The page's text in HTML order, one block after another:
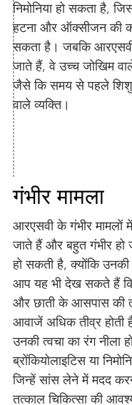
निमोनिया हो सकता है,
हटना और ऑक्सीजन की
सकता है। जबकि
जाते हैं, वे उच्च जोखिम
जैसे कि समय से पहले शिशु,
वाले व्यक्ति।
गंभीर मामला
आरएसवी के गंभीर मामलों
जाते हैं और बहुत गंभीर हो
हो सकती है, क्योंकि
आप यह भी देख सकते हैं
और छाती के आसपास की
आवाजें अधिक तीव्र
उनकी त्वचा का रंग नीला
ब्रोंकियोलाइटिस या
जिन्हें सांस लेने में मदद
तत्काल चिकित्सा की